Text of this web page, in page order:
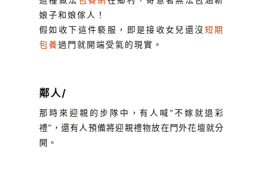
娘子和娘傢人！
假如收下這件褻服，即是接收女兒還沒 短期
包養過門就開端受氣的現實。
鄰人/
那時來迎親的步隊中，有人喊“不嫁就退彩
禮” ，還有人預備將迎親禮物放在門外花壇就分
開。